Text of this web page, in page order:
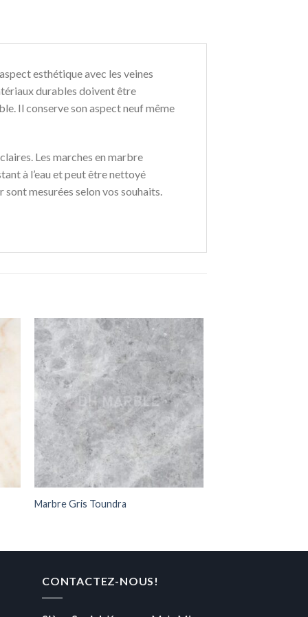
esthétique avec les veines
durables doivent être
Il conserve son aspect neuf même
Les marches en marbre
à l’eau et peut être nettoyé
mesurées selon vos souhaits.
Marbre Gris Toundra
CONTACTEZ-NOUS!